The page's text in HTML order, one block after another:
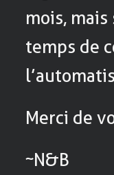
mois,
temps de
Merci de
~N&B